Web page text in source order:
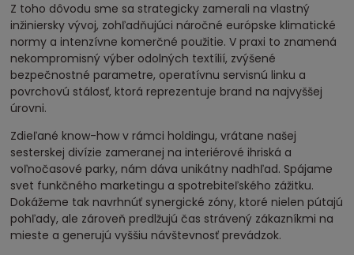
Z toho dôvodu sme sa strategicky zamerali na vlastný
inžiniersky vývoj, zohľadňujúci náročné európske klimatické
normy a intenzívne komerčné použitie. V praxi to znamená
nekompromisný výber odolných textílií, zvýšené
bezpečnostné parametre, operatívnu servisnú linku a
povrchovú stálosť, ktorá reprezentuje brand na najvyššej
úrovni.
Zdieľané know-how v rámci holdingu, vrátane našej
sesterskej divízie zameranej na interiérové ihriská a
voľnočasové parky, nám dáva unikátny nadhľad. Spájame
svet funkčného marketingu a spotrebiteľského zážitku.
Dokážeme tak navrhnúť synergické zóny, ktoré nielen pútajú
pohľady, ale zároveň predlžujú čas strávený zákazníkmi na
mieste a generujú vyššiu návštevnosť prevádzok.